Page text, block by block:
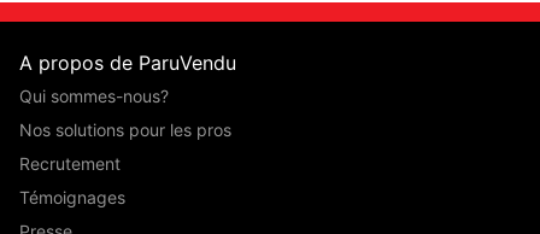
A propos de ParuVendu
Qui sommes-nous?
Nos solutions pour les pros
Recrutement
Témoignages